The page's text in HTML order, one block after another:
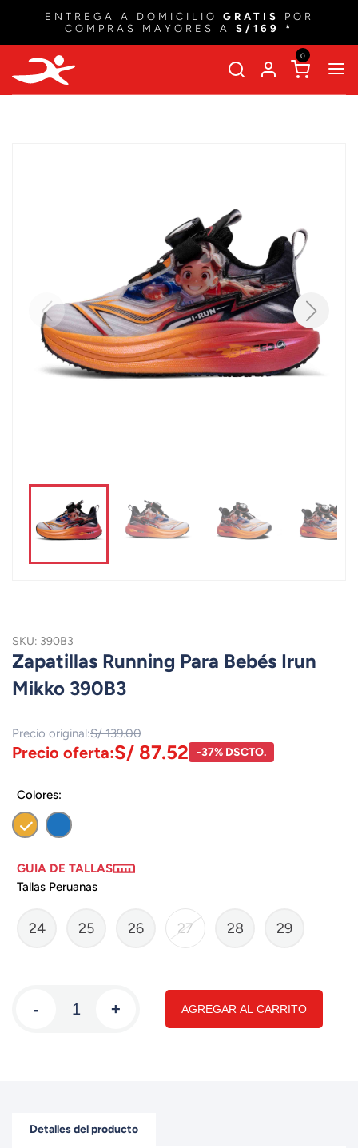
ENTREGA A DOMICILIO GRATIS
POR
COMPRAS MAYORES A S/169 *
0
SKU: 390B3
Zapatillas Running Para Bebés Irun
Mikko 390B3
Precio original:S/ 139.00
Precio oferta:S/ 87.52 -37% DSCTO.
Colores:
GUIA DE TALLAS
Tallas Peruanas
24 25 26 27 28 29
- + AGREGAR AL CARRITO
Detalles del producto